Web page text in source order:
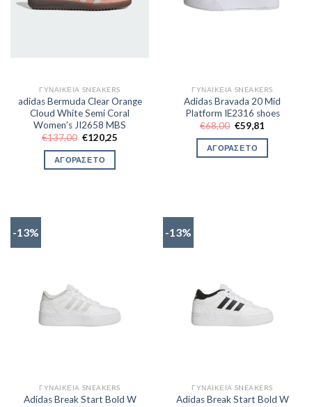
ΓΥΝΑΙΚΕΊΑ SNEAKERS
adidas Bermuda Clear Orange
Cloud White Semi Coral
Women’s JI2658 MBS
€137,00 Original
was:
€137,00.
€120,25
ΑΓΟΡΑΣΕ ΤΟ
ΓΥΝΑΙΚΕΊΑ SNEAKERS
Adidas Bravada 20 Mid
Platform IE2316 shoes
€68,00 Original
price
was:
€68,00.
€59,81
τιμή
€59,81.
ΑΓΟΡΑΣΕ ΤΟ
-13%
ΓΥΝΑΙΚΕΊΑ SNEAKERS
Adidas Break Start Bold W
-13%
ΓΥΝΑΙΚΕΊΑ SNEAKERS
Adidas Break Start Bold W